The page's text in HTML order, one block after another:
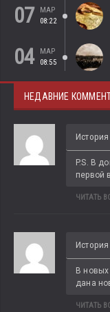
07
МАР
08:22
04
МАР
08:55
НЕДАВНИЕ
P.S. В
первой
ЧИТАТЬ
В новых
дана
ЧИТАТЬ